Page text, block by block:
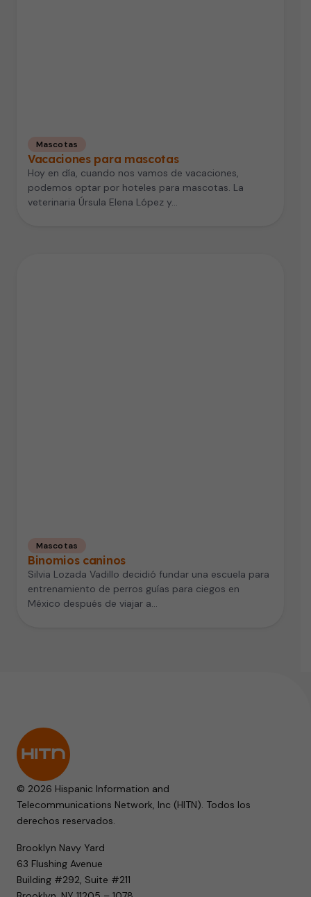
Mascotas
Vacaciones para mascotas
Hoy en día, cuando nos vamos de vacaciones,
podemos optar por hoteles para mascotas. La
veterinaria Úrsula Elena López y…
Mascotas
Binomios caninos
Silvia Lozada Vadillo decidió fundar una escuela para
entrenamiento de perros guías para ciegos en
México después de viajar a…
© 2026 Hispanic Information and
Telecommunications Network, Inc (HITN). Todos los
derechos reservados.
Brooklyn Navy Yard
63 Flushing Avenue
Building #292, Suite #211